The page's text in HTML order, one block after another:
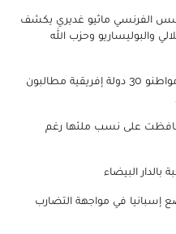
الفرنسي ماثيو غديري يكشف
والبوليساريو وحزب الله
تأشيرة الدخول للولايات المتحدة: مواطنو 30 دولة إفريقية مطالبون
على نسب ملئها رغم
البيضاء
إسبانيا في مواجهة التضارب